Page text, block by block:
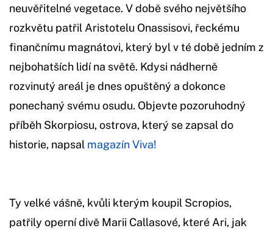
neuvěřitelné vegetace. V době svého největšího
rozkvětu patřil Aristotelu Onassisovi, řeckému
finančnímu magnátovi, který byl v té době jedním z
nejbohatších lidí na světě. Kdysi nádherně
rozvinutý areál je dnes opuštěný a dokonce
ponechaný svému osudu. Objevte pozoruhodný
příběh Skorpiosu, ostrova, který se zapsal do
historie, napsal magazín Viva!
Ty velké vášně, kvůli kterým koupil Scropios,
patřily operní divě Marii Callasové, které Ari, jak